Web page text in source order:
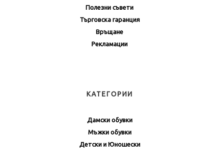
Полезни съвети
Търговска гаранция
Връщане
Рекламации
КАТЕГОРИИ
Дамски обувки
Мъжки обувки
Детски и Юношески